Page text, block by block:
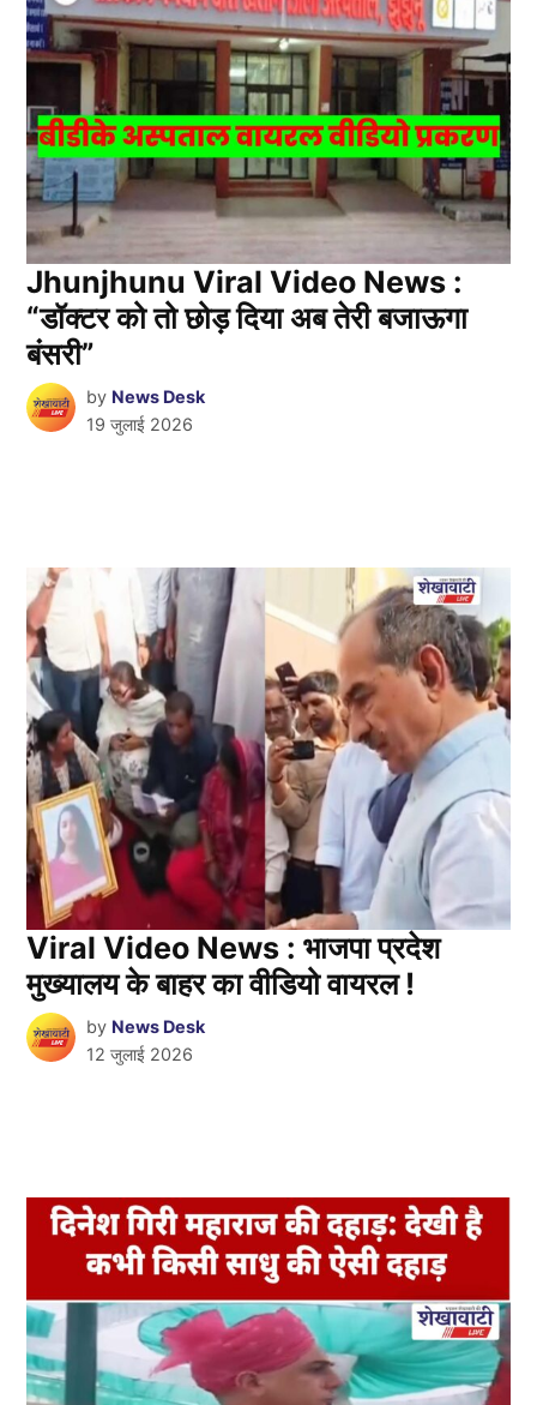
Jhunjhunu Viral Video News :
“डॉक्टर को तो छोड़ दिया अब तेरी बजाऊगा
बंसरी”
by News Desk
19 जुलाई 2026
Viral Video News : भाजपा प्रदेश
मुख्यालय के बाहर का वीडियो वायरल !
by News Desk
12 जुलाई 2026